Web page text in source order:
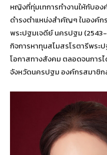
หญิงที่ทุ่มเทการทำงานให้กับอ
ดำรงตำแหน่งสำคัญๆ ในองค์ก
พระปฐมเจดีย์ นครปฐม
กิจการหาทุนสโมสรโรตารีพร
โอกาสทางสังคม ตลอดจนการ
จังหวัดนครปฐม องค์กรสมาชิ